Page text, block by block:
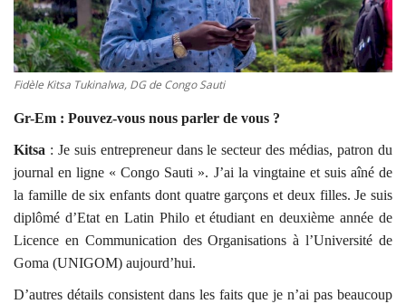
Fidèle Kitsa Tukinalwa, DG de Congo Sauti
Gr-Em : Pouvez-vous nous parler de vous ?
Kitsa : Je suis entrepreneur dans le secteur des médias, patron du
journal en ligne « Congo Sauti ». J’ai la vingtaine et suis aîné de
la famille de six enfants dont quatre garçons et deux filles. Je suis
diplômé d’Etat en Latin Philo et étudiant en deuxième année de
Licence en Communication des Organisations à l’Université de
Goma (UNIGOM) aujourd’hui.
D’autres détails consistent dans les faits que je n’ai pas beaucoup